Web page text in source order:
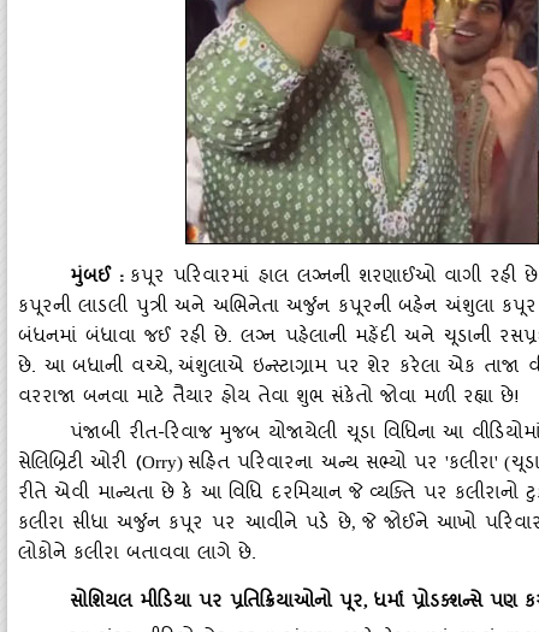
મુંબઈ : કપૂર પરિવારમાં હાલ લગ્નની શરણાઈઓ વાગી રહી છે
કપૂરની લાડલી પુત્રી અને અભિનેતા અર્જુન કપૂરની બહેન અંશુલા
બંધનમાં બંધાવા જઈ રહી છે. લગ્ન પહેલાની મહેંદી અને ચૂડાની
છે. આ બધાની વચ્ચે,અંશુલાએ ઇન્સ્ટાગ્રામ પર શેર કરેલા એક તાજા
વરરાજા બનવા માટે તૈયાર હોય તેવા શુભ સંકેતો જોવા મળી રહ્યા છે!
પંજાબી રીત-રિવાજ મુજબ યોજાયેલી ચૂડા વિધિના આ
સેલિબ્રિટી ઓરી (Orry) સહિત પરિવારના અન્ય સભ્યો પર'કલીરા' (
રીતે એવી માન્યતા છે કે આ વિધિ દરમિયાન જે વ્યક્તિ પર કલીરાનો
કલીરા સીધા અર્જુન કપૂર પર આવીને પડે છે, જે જોઈને આખો
લોકોને કલીરા બતાવવા લાગે છે.
સોશિયલ મીડિયા પર પ્રતિક્રિયાઓનો પૂર, ધર્મા પ્રોડક્શન્સે પણ